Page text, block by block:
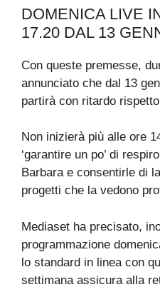
DOMENICA LIVE
17.20 DAL 13
Con queste premesse,
annunciato che dal 13
partirà con ritardo
Non inizierà più alle ore
‘garantire un po’ di
Barbara e consentirle di
progetti che la vedono
Mediaset ha precisato,
programmazione
lo standard in linea con
settimana assicura alla